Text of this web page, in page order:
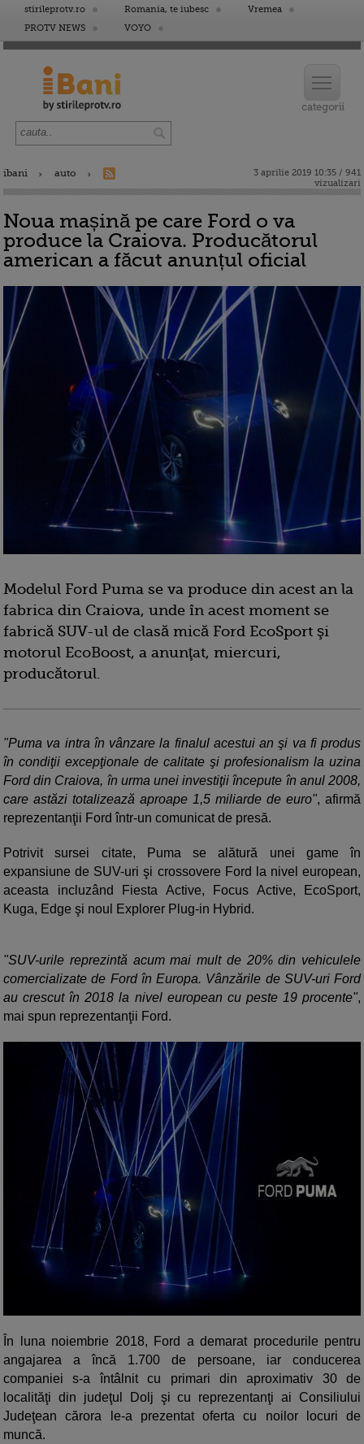
stirileprotv.ro Romania, te iubesc
Vremea
PROTV NEWS
VOYO
ibani auto
3 aprilie 2019 10:35 / 941
vizualizari
Noua mașină pe care Ford o va
produce la Craiova. Producătorul
american a făcut anunțul oficial
Modelul Ford Puma se va produce din acest an la
fabrica din Craiova, unde în acest moment se
fabrică SUV-ul de clasă mică Ford EcoSport şi
motorul EcoBoost, a anunţat, miercuri,
producătorul.
"Puma va intra în vânzare la finalul acestui an şi va fi produs
în condiţii excepţionale de calitate şi profesionalism la uzina
Ford din Craiova, în urma unei investiţii începute în anul 2008,
care astăzi totalizează aproape 1,5 miliarde de euro", afirmă
reprezentanţii Ford într-un comunicat de presă.
Potrivit sursei citate, Puma se alătură unei game în
expansiune de SUV-uri şi crossovere Ford la nivel european,
aceasta incluzând Fiesta Active, Focus Active, EcoSport,
Kuga, Edge şi noul Explorer Plug-in Hybrid.
"SUV-urile reprezintă acum mai mult de 20% din vehiculele
comercializate de Ford în Europa. Vânzările de SUV-uri Ford
au crescut în 2018 la nivel european cu peste 19 procente",
mai spun reprezentanţii Ford.
În luna noiembrie 2018, Ford a demarat procedurile pentru
angajarea a încă 1.700 de persoane, iar conducerea
companiei s-a întâlnit cu primari din aproximativ 30 de
localităţi din judeţul Dolj şi cu reprezentanţi ai Consiliului
Judeţean cărora le-a prezentat oferta cu noilor locuri de
muncă.